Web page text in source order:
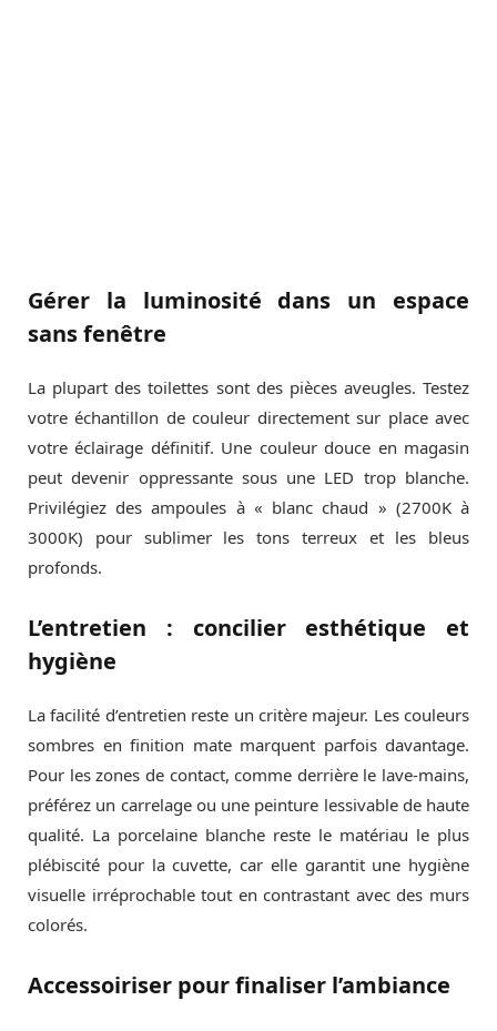
Gérer la luminosité dans un espace
sans fenêtre
La plupart des toilettes sont des pièces aveugles. Testez
votre échantillon de couleur directement sur place avec
votre éclairage définitif. Une couleur douce en magasin
peut devenir oppressante sous une LED trop blanche.
Privilégiez des ampoules à « blanc chaud » (2700K à
3000K) pour sublimer les tons terreux et les bleus
profonds.
L’entretien : concilier esthétique et
hygiène
La facilité d’entretien reste un critère majeur. Les couleurs
sombres en finition mate marquent parfois davantage.
Pour les zones de contact, comme derrière le lave-mains,
préférez un carrelage ou une peinture lessivable de haute
qualité. La porcelaine blanche reste le matériau le plus
plébiscité pour la cuvette, car elle garantit une hygiène
visuelle irréprochable tout en contrastant avec des murs
colorés.
Accessoiriser pour finaliser l’ambiance